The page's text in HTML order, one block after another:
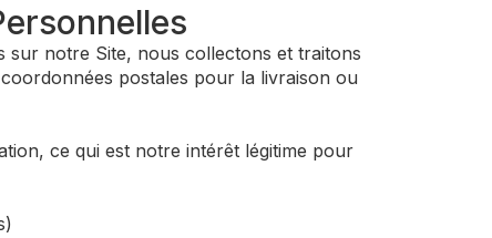
sur notre Site, nous collectons et traitons
postales pour la livraison ou
ce qui est notre intérêt légitime pour